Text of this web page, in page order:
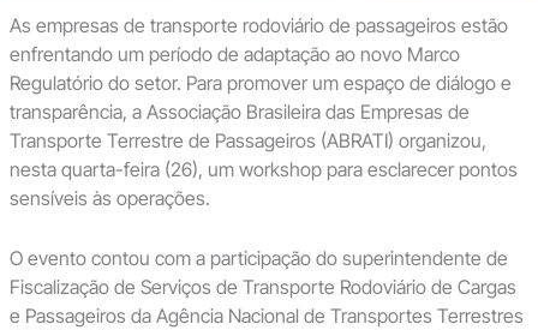
As empresas de transporte rodoviário de passageiros estão
enfrentando um período de adaptação ao novo Marco
Regulatório do setor. Para promover um espaço de diálogo e
transparência, a Associação Brasileira das Empresas de
Transporte Terrestre de Passageiros (ABRATI) organizou,
nesta quarta-feira (26), um workshop para esclarecer pontos
sensíveis às operações.
O evento contou com a participação do superintendente de
Fiscalização de Serviços de Transporte Rodoviário de Cargas
e Passageiros da Agência Nacional de Transportes Terrestres